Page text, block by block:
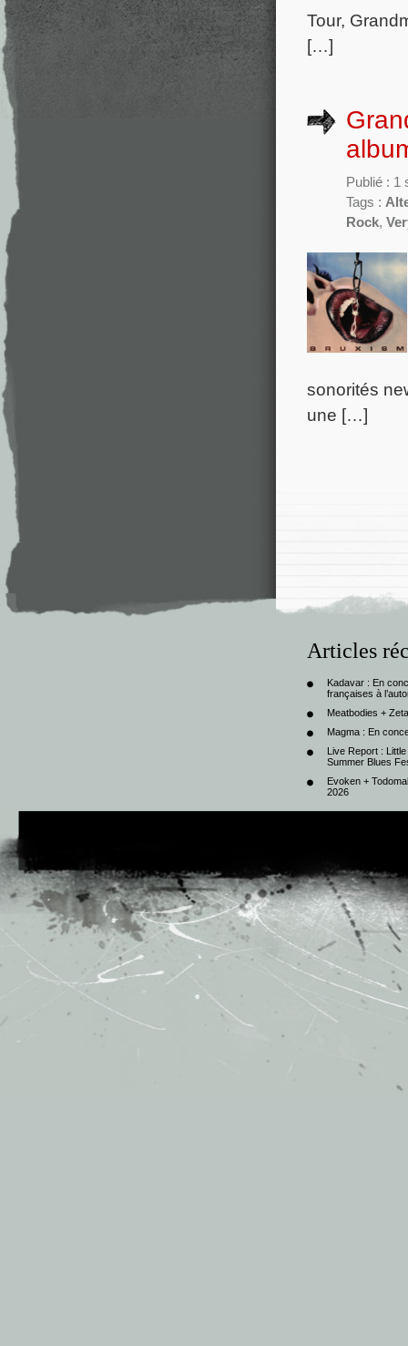
Tour,
[…]
Publié : 1
Tags :
Rock,
sonorités
une […]
Articles
Kadavar : En
françaises à
Meatbodies +
Magma : En
Live Report :
Summer Blues
Evoken +
2026